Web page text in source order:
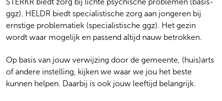
ggz). HELDR biedt specialistische zorg aan jongeren bij
ernstige problematiek (specialistische ggz). Het gezin
wordt waar mogelijk en passend altijd nauw betrokken.
Op basis van jouw verwijzing door de gemeente, (huis)arts
of andere instelling, kijken we waar we jou het beste
kunnen helpen. Daarbij is ook jouw leeftijd belangrijk.